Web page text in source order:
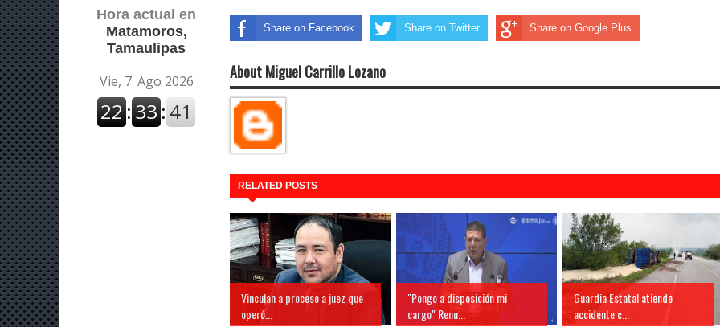
Hora actual en
Matamoros,
Tamaulipas
Share on Facebook Share on Twitter Share on Google Plus
About Miguel Carrillo Lozano
RELATED POSTS
Vinculan a proceso a juez que
operó...
"Pongo a disposición mi
cargo" Renu...
Guardia Estatal atiende
accidente c...